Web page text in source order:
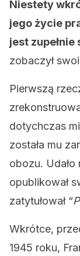
Niestety
jego życie
jest
zobaczył
Pierwszą
dotychczas
została mu
obozu.
opublikował
zatytułował “
Wkrótce,
1945 roku,